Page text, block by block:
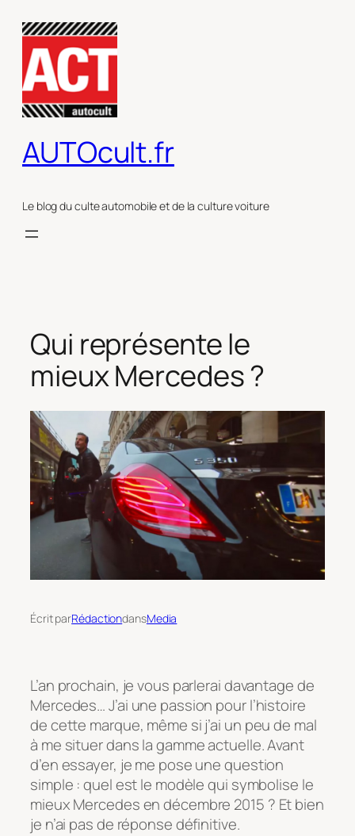
contenu
AUTOcult.fr
Le blog du culte automobile et de la culture voiture
Qui représente le
mieux Mercedes ?
Écrit parRédactiondansMedia
L’an prochain, je vous parlerai davantage de
Mercedes… J’ai une passion pour l’histoire
de cette marque, même si j’ai un peu de mal
à me situer dans la gamme actuelle. Avant
d’en essayer, je me pose une question
simple : quel est le modèle qui symbolise le
mieux Mercedes en décembre 2015 ? Et bien
je n’ai pas de réponse définitive.